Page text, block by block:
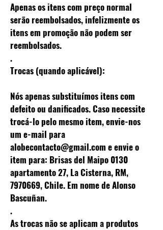
Apenas os itens com preço normal
serão reembolsados, infelizmente os
itens em promoção não podem ser
reembolsados.
.
Trocas (quando aplicável):
Nós apenas substituímos itens com
defeito ou danificados. Caso necessite
trocá-lo pelo mesmo item, envie-nos
um e-mail para
alobecontacto@gmail.com e envie o
item para: Brisas del Maipo 0130
apartamento 27, La Cisterna, RM,
7970669, Chile. Em nome de Alonso
Bascuñan.
.
As trocas não se aplicam a produtos